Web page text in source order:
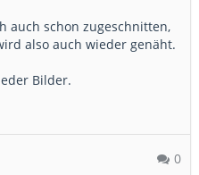
auch schon zugeschnitten,
also auch wieder genäht.
Bilder.
0